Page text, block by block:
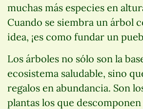
muchas más especies en
Cuando se siembra un árbol
idea, ¡es como fundar un
Los árboles no sólo son la
ecosistema saludable, sino
regalos en abundancia. Son
plantas los que descomponen